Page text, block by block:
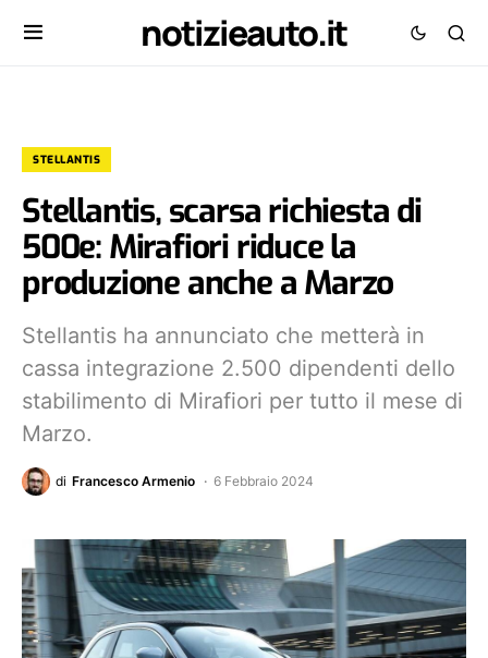
notizieauto.it
STELLANTIS
Stellantis, scarsa richiesta di
500e: Mirafiori riduce la
produzione anche a Marzo
Stellantis ha annunciato che metterà in
cassa integrazione 2.500 dipendenti dello
stabilimento di Mirafiori per tutto il mese di
Marzo.
di Francesco Armenio 6 Febbraio 2024